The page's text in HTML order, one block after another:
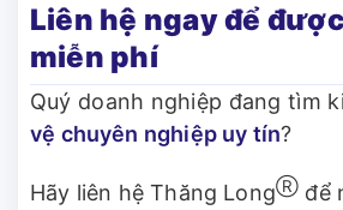
Liên hệ ngay để
miễn phí
Quý doanh nghiệp đang tìm
vệ chuyên nghiệp uy tín?
Hãy liên hệ Thăng LongⓇ để